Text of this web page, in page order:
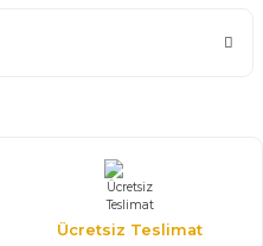
Ücretsiz Teslimat